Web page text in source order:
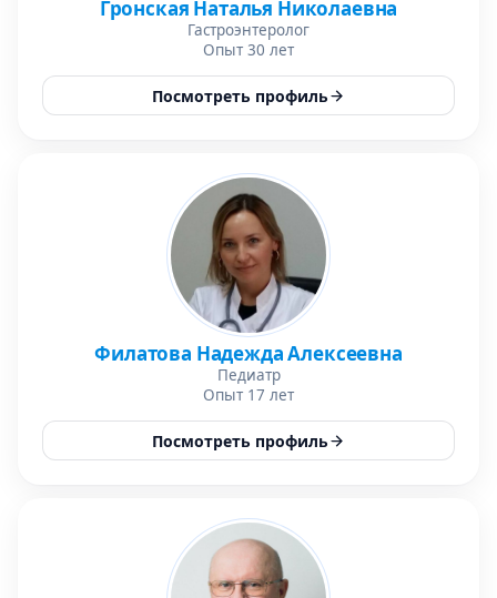
Гронская Наталья Николаевна
Гастроэнтеролог
Опыт 30 лет
Посмотреть профиль
Филатова Надежда Алексеевна
Педиатр
Опыт 17 лет
Посмотреть профиль